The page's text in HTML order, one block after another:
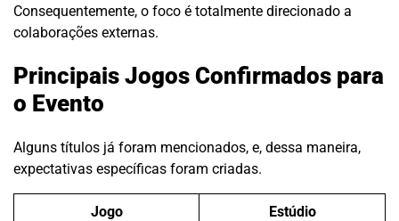
Consequentemente, o foco é totalmente direcionado a
colaborações externas.
Principais Jogos Confirmados para
o Evento
Alguns títulos já foram mencionados, e, dessa maneira,
expectativas específicas foram criadas.
Jogo Estúdio